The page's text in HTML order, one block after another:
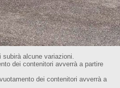
alcune variazioni.
dei contenitori avverrà a partire
dei contenitori avverrà a